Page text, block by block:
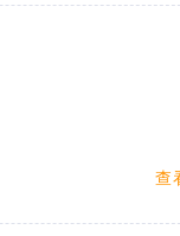
查